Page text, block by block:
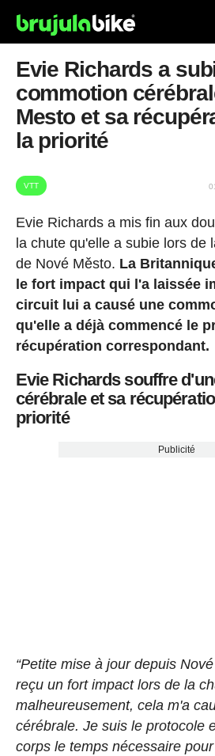
Evie Richards a
commotion
Mesto et sa
la priorité
VTT
Evie Richards a mis fin aux
la chute qu'elle a subie lors de
de Nové Město. La
le fort impact qui l'a laissée
circuit lui a causé une
qu'elle a déjà commencé le
récupération correspondant.
Evie Richards souffre
cérébrale et sa
priorité
Publicité
“Petite mise à jour depuis
reçu un fort impact lors de la
malheureusement, cela m'a
cérébrale. Je suis le protocole
corps le temps nécessaire